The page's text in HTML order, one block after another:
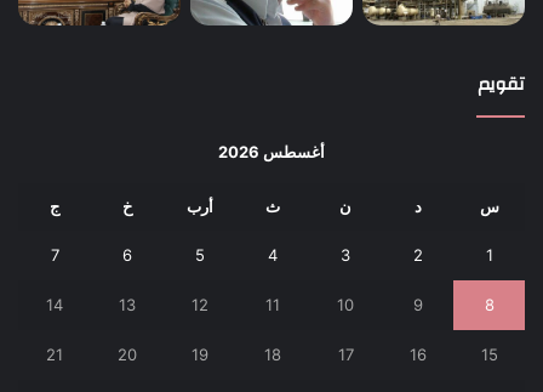
تقويم
أغسطس 2026
س د ن ث أرب خ ج
1
2
3
4
5
6
7
8
9
10
11
12
13
14
15
16
17
18
19
20
21